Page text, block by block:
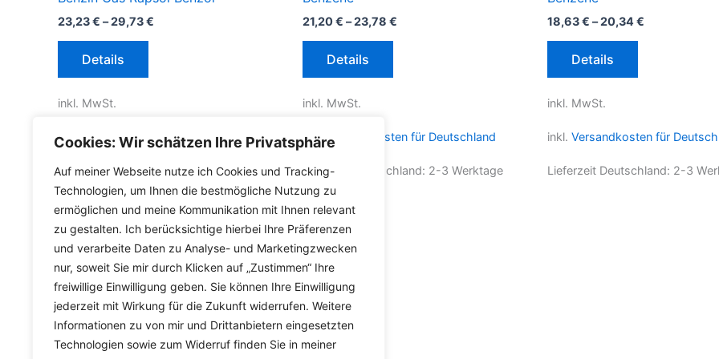
Cookies: Wir schätzen Ihre Privatsphäre
Auf meiner Webseite nutze ich Cookies und Tracking-
Technologien, um Ihnen die bestmögliche Nutzung zu
ermöglichen und meine Kommunikation mit Ihnen relevant
zu gestalten. Ich berücksichtige hierbei Ihre Präferenzen
und verarbeite Daten zu Analyse- und Marketingzwecken
nur, soweit Sie mir durch Klicken auf „Zustimmen“ Ihre
freiwillige Einwilligung geben. Sie können Ihre Einwilligung
jederzeit mit Wirkung für die Zukunft widerrufen. Weitere
Informationen zu von mir und Drittanbietern eingesetzten
Technologien sowie zum Widerruf finden Sie in meiner
23,23€ –29,73€
Details
Dieses
auf.
Die
Optionen
können
auf
der
Produktseite
gewählt
werden
inkl. MwSt.
inkl. Versandkosten für Deutschland
Lieferzeit Deutschland:2-3 Werktage
21,20€ –23,78 €
Details
Dieses
Die
inkl. MwSt.
inkl.Versandkosten für Deutschland
Lieferzeit Deutschland: 2-3 Werktage
18,63€ –20,34€
Details
Dieses
Die
inkl. MwSt.
inkl. Versandkosten für
Lieferzeit Deutschland: 2-3